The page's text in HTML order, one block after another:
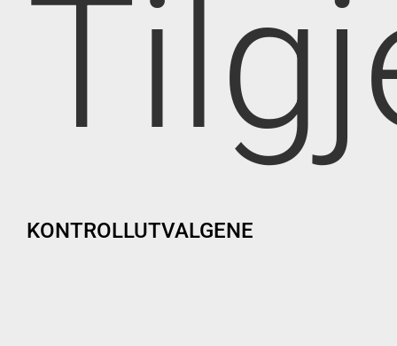
KONTROLLUTVALGENE